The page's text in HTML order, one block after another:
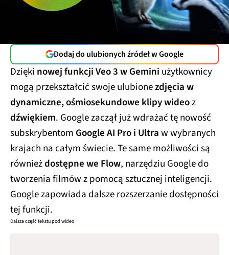
Dodaj do ulubionych źródeł w Google
Dzięki nowej funkcji Veo 3 w Gemini użytkownicy
mogą przekształcić swoje ulubionezdjęcia w
dynamiczne, ośmiosekundowe klipy wideoz
dźwiękiem. Google zaczął już wdrażać tę nowość
subskrybentom Google AI Pro i Ultraw wybranych
krajach na całym świecie. Te same możliwości są
równieżdostępne we Flow, narzędziu Google do
tworzenia filmów z pomocą sztucznej inteligencji.
Google zapowiada dalsze rozszerzanie dostępności
tej funkcji.
Dalsza część tekstu pod wideo